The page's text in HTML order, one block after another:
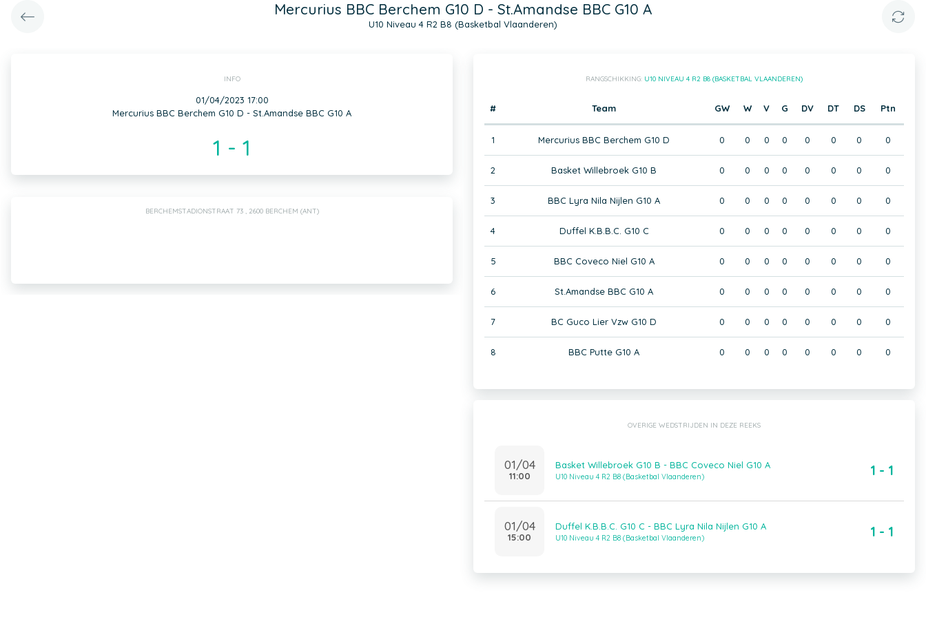
Mercurius BBC Berchem G10 D - St.Amandse BBC G10 A
U10 Niveau 4 R2 B8 (Basketbal Vlaanderen)
INFO
01/04/2023 17:00
Mercurius BBC Berchem G10 D - St.Amandse BBC G10 A
1 - 1
BERCHEMSTADIONSTRAAT 73 , 2600 BERCHEM (ANT)
RANGSCHIKKING: U10 NIVEAU 4 R2 B8 (BASKETBAL VLAANDEREN)
# Team GW W V G DV DT DS Ptn
1 Mercurius BBC Berchem G10 D 0 0 0 0 0 0 0 0
2 Basket Willebroek G10 B 0 0 0 0 0 0 0 0
3 BBC Lyra Nila Nijlen G10 A 0 0 0 0 0 0 0 0
4 Duffel K.B.B.C. G10 C 0 0 0 0 0 0 0 0
5 BBC Coveco Niel G10 A 0 0 0 0 0 0 0 0
6 St.Amandse BBC G10 A 0 0 0 0 0 0 0 0
7 BC Guco Lier Vzw G10 D 0 0 0 0 0 0 0 0
8 BBC Putte G10 A 0 0 0 0 0 0 0 0
OVERIGE WEDSTRIJDEN IN DEZE REEKS
01/04
11:00
Basket Willebroek G10 B - BBC Coveco Niel G10 A
U10 Niveau 4 R2 B8 (Basketbal Vlaanderen) 1 - 1
01/04
15:00
Duffel K.B.B.C. G10 C - BBC Lyra Nila Nijlen G10 A
U10 Niveau 4 R2 B8 (Basketbal Vlaanderen) 1 - 1